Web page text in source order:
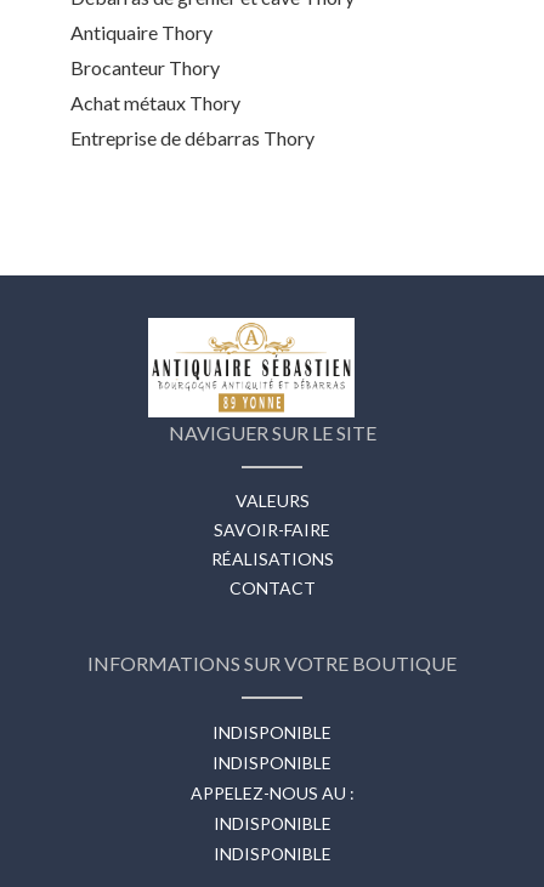
Antiquaire Thory
Brocanteur Thory
Achat métaux Thory
Entreprise de débarras Thory
NAVIGUER SUR LE SITE
VALEURS
SAVOIR-FAIRE
RÉALISATIONS
CONTACT
INFORMATIONS SUR VOTRE BOUTIQUE
INDISPONIBLE
INDISPONIBLE
APPELEZ-NOUS AU :
INDISPONIBLE
INDISPONIBLE